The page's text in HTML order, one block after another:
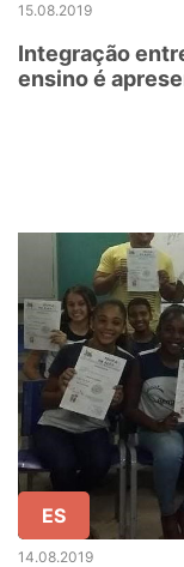
15.08.2019
Integração
ensino é
ES
14.08.2019